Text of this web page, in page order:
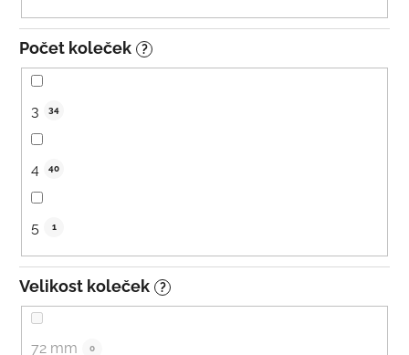
Počet koleček ?
3 34
4 40
5 1
Velikost koleček ?
72 mm 0